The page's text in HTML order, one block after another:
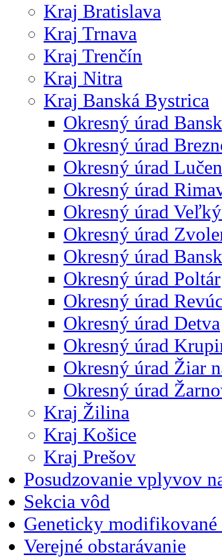
Kraj Bratislava
Kraj Trnava
Kraj Trenčín
Kraj Nitra
Kraj Banská Bystrica
Okresný úrad
Okresný úrad
Okresný úrad
Okresný úrad
Okresný úrad
Okresný úrad
Okresný úrad
Okresný úrad Poltár
Okresný úrad
Okresný úrad Detva
Okresný úrad
Okresný úrad Žiar
Okresný úrad
Kraj Žilina
Kraj Košice
Kraj Prešov
Posudzovanie vplyvov
Sekcia vôd
Geneticky
Verejné obstarávanie